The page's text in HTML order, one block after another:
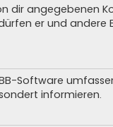
dir angegebenen
er und
Software
informieren.